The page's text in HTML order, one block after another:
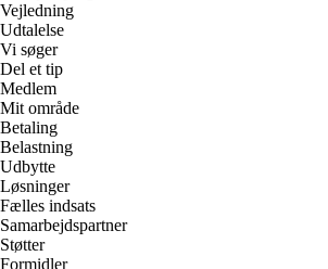
Vejledning
Udtalelse
Vi søger
Del et tip
Medlem
Mit område
Betaling
Belastning
Udbytte
Løsninger
Fælles indsats
Samarbejdspartner
Støtter
Formidler